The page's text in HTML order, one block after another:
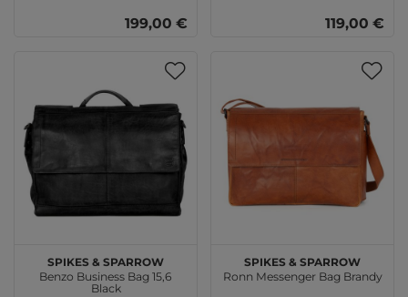
199,00 € 119,00 €
SPIKES & SPARROW
Benzo Business Bag 15,6
Black
SPIKES & SPARROW
Ronn Messenger Bag Brandy